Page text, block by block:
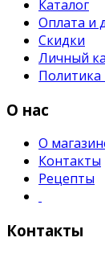
Каталог
Оплата и
Скидки
Личный
Политика
О нас
О
Контакты
Рецепты
Контакты